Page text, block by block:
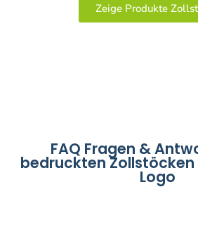
Zeige Produkte
FAQ Fragen &
bedruckten
Logo